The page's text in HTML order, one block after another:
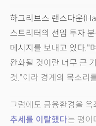
하그리브스 랜스다운
스트리터의 선임 투자
메시지를 보내고 있다."
완화될 것이란 너무 큰
것."이라 경계의 목소리
그럼에도 금융환경을 옥
추세를 이탈했다는 평이